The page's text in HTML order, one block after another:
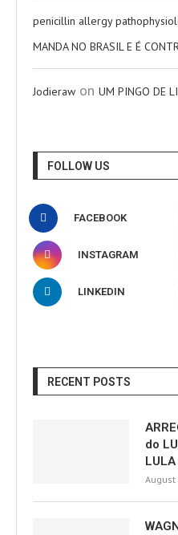
penicillin allergy
MANDA NO BRASIL E É
Jodieraw on UM PINGO DE
FOLLOW US
FACEBOOK
INSTAGRAM
LINKEDIN
RECENT POSTS
do
August